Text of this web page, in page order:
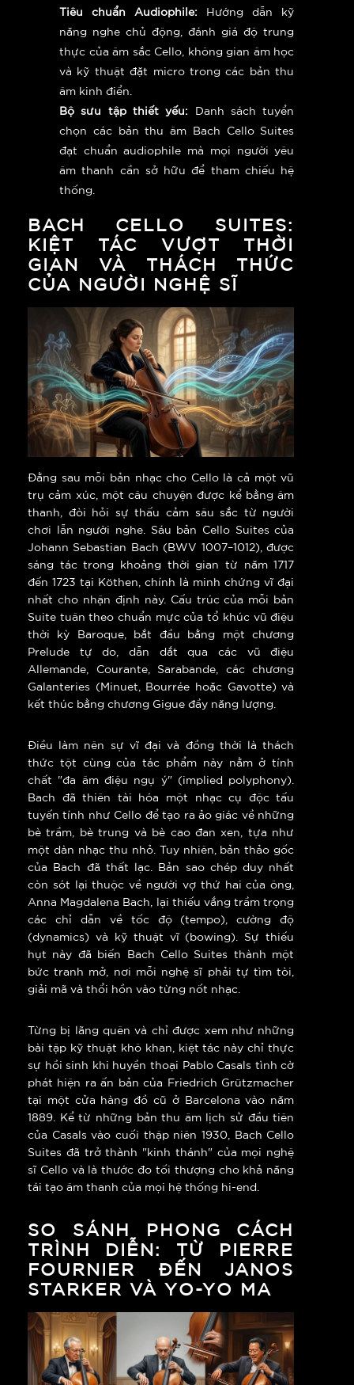
Tiêu chuẩn Audiophile: Hướng dẫn kỹ
năng nghe chủ động, đánh giá độ trung
thực của âm sắc Cello, không gian âm học
và kỹ thuật đặt micro trong các bản thu
âm kinh điển.
Bộ sưu tập thiết yếu: Danh sách tuyển
chọn các bản thu âm Bach Cello Suites
đạt chuẩn audiophile mà mọi người yêu
âm thanh cần sở hữu để tham chiếu hệ
thống.
BACH CELLO SUITES:
KIỆT TÁC VƯỢT THỜI
GIAN VÀ THÁCH THỨC
CỦA NGƯỜI NGHỆ SĨ
Đằng sau mỗi bản nhạc cho Cello là cả một vũ
trụ cảm xúc, một câu chuyện được kể bằng âm
thanh, đòi hỏi sự thấu cảm sâu sắc từ người
chơi lẫn người nghe. Sáu bản Cello Suites của
Johann Sebastian Bach (BWV 1007–1012), được
sáng tác trong khoảng thời gian từ năm 1717
đến 1723 tại Köthen, chính là minh chứng vĩ đại
nhất cho nhận định này. Cấu trúc của mỗi bản
Suite tuân theo chuẩn mực của tổ khúc vũ điệu
thời kỳ Baroque, bắt đầu bằng một chương
Prelude tự do, dẫn dắt qua các vũ điệu
Allemande, Courante, Sarabande, các chương
Galanteries (Minuet, Bourrée hoặc Gavotte) và
kết thúc bằng chương Gigue đầy năng lượng.
Điều làm nên sự vĩ đại và đồng thời là thách
thức tột cùng của tác phẩm này nằm ở tính
chất "đa âm điệu ngụ ý" (implied polyphony).
Bach đã thiên tài hóa một nhạc cụ độc tấu
tuyến tính như Cello để tạo ra ảo giác về những
bè trầm, bè trung và bè cao đan xen, tựa như
một dàn nhạc thu nhỏ. Tuy nhiên, bản thảo gốc
của Bach đã thất lạc. Bản sao chép duy nhất
còn sót lại thuộc về người vợ thứ hai của ông,
Anna Magdalena Bach, lại thiếu vắng trầm trọng
các chỉ dẫn về tốc độ (tempo), cường độ
(dynamics) và kỹ thuật vĩ (bowing). Sự thiếu
hụt này đã biến Bach Cello Suites thành một
bức tranh mở, nơi mỗi nghệ sĩ phải tự tìm tòi,
giải mã và thổi hồn vào từng nốt nhạc.
Từng bị lãng quên và chỉ được xem như những
bài tập kỹ thuật khô khan, kiệt tác này chỉ thực
sự hồi sinh khi huyền thoại Pablo Casals tình cờ
phát hiện ra ấn bản của Friedrich Grützmacher
tại một cửa hàng đồ cũ ở Barcelona vào năm
1889. Kể từ những bản thu âm lịch sử đầu tiên
của Casals vào cuối thập niên 1930, Bach Cello
Suites đã trở thành "kinh thánh" của mọi nghệ
sĩ Cello và là thước đo tối thượng cho khả năng
tái tạo âm thanh của mọi hệ thống hi-end.
SO SÁNH PHONG CÁCH
TRÌNH DIỄN: TỪ PIERRE
FOURNIER ĐẾN JANOS
STARKER VÀ YO-YO MA